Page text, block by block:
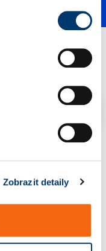
Zobrazit detaily